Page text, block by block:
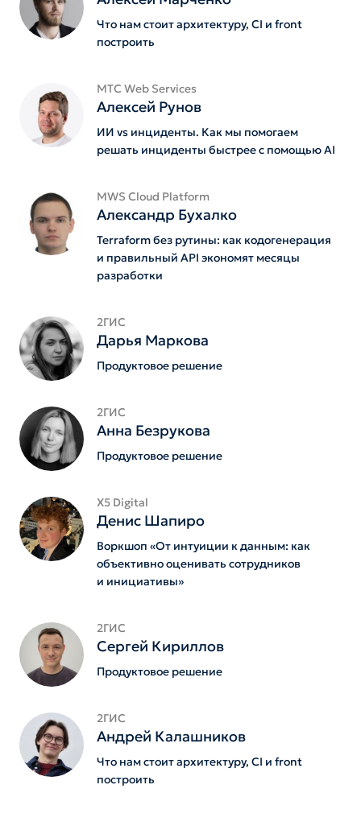
Что нам стоит архитектуру, CI и front
построить
MTС Web Services
Алексей Рунов
ИИ vs инциденты. Как мы помогаем
решать инциденты быстрее с помощью AI
MWS Cloud Platform
Александр Бухалко
Terraform без рутины: как кодогенерация
и правильный API экономят месяцы
разработки
2ГИС
Дарья Маркова
Продуктовое решение
2ГИС
Анна Безрукова
Продуктовое решение
X5 Digital
Денис Шапиро
Воркшоп «От интуиции к данным: как
объективно оценивать сотрудников
и инициативы»
2ГИС
Сергей Кириллов
Продуктовое решение
2ГИС
Андрей Калашников
Что нам стоит архитектуру, CI и front
построить